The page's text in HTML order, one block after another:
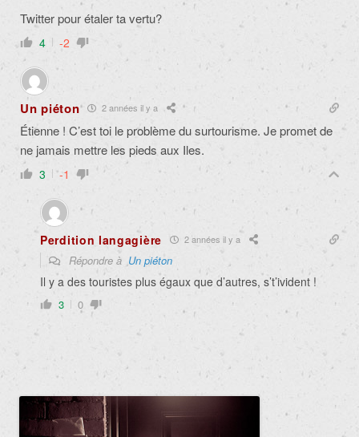
Twitter pour étaler ta vertu?
4 -2
Un piéton 2 années il y a
Étienne ! C’est toi le problème du surtourisme. Je promet de
ne jamais mettre les pieds aux Iles.
3 -1
Perdition langagière 2 années il y a
Répondre à Un piéton
Il y a des touristes plus égaux que d’autres, s’t’ivident !
3 0